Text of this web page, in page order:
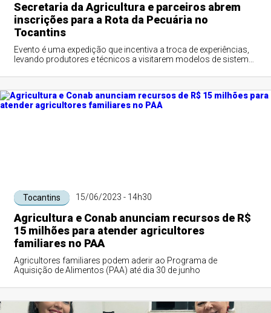
Secretaria da Agricultura e parceiros abrem
inscrições para a Rota da Pecuária no
Tocantins
Evento é uma expedição que incentiva a troca de experiências,
levando produtores e técnicos a visitarem modelos de sistema
Tocantins 15/06/2023 - 14h30
Agricultura e Conab anunciam recursos de R$
15 milhões para atender agricultores
familiares no PAA
Agricultores familiares podem aderir ao Programa de
Aquisição de Alimentos (PAA) até dia 30 de junho